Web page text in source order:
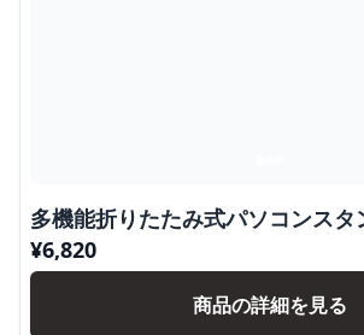
多機能折りたたみ式パソコンスタ
¥6,820
商品の詳細を見る